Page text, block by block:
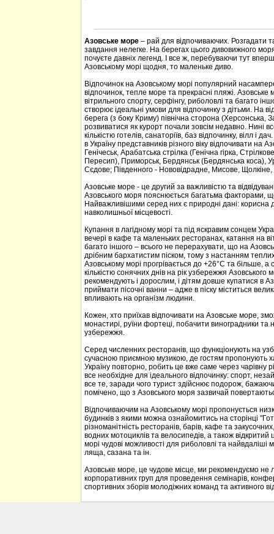
Лічільник відвідувачів
Азовське море – рай для відпочиваючих. Розгадати
завдання нелегке. На берегах цього дивовижного
почуєте давніх легенд. І все ж, перебуваючи тут
Азовському морі щодня, то маленьке диво.
Відпочинок на Азовському морі популярний
відпочинок, тепле море та прекрасні пляжі. Азовське
вітрильного спорту, серфінгу, риболовлі та багато
створює ідеальні умови для відпочинку з дітьми. На
берега (з боку Криму) північна сторона (Херсонська,
розвиватися як курорт почали зовсім недавно. Нині
кількістю готелів, санаторіїв, баз відпочинку, вілл і
в Україну представників різного віку відпочивати на
Генічеськ, Арабатська стрілка (Генічна гірка,
Пересип), Приморськ, Бердянськ (Бердянська коса),
Сєдове; Південного - Нововідрадне, Мисове,
Азовське море - це другий за важливістю та
Азовського моря пояснюється багатьма факторами,
Найважливішими серед них є природні дані: корисна
навколишньої місцевості.
Купання в лагідному морі та під яскравим сонцем
вечері в кафе та маленьких ресторанах, катання на
багато іншого – всього не перерахувати, що на
дрібним бархатистим піском, тому з настанням
Азовському морі прогрівається до +26°С та більше,
кількістю сонячних днів на рік узбережжя
рекомендують і дорослим, і дітям довше купатися в
приймати пісочні ванни – адже в піску міститься
впливають на організм людини.
Кожен, хто приїхав відпочивати на Азовське море,
монастирі, руїни фортеці, побачити виноградники
узбережжя.
Серед численних ресторанів, що функціонують на
сучасною приємною музикою, де гостям пропонують
Україну повторно, робить це вже саме через чарівну
все необхідне для ідеального відпочинку: спорт,
все те, заради чого турист здійснює подорож,
помічено, що з Азовського моря зазвичай
Відпочиваючим на Азовському морі пропонується
будинків з якими можна ознайомитись на сторінці
різноманітність ресторанів, барів, кафе та
водних мотоциклів та велосипедів, а також
морі чудові можливості для риболовлі та
ляща, сазана та ін.
Азовське море, це чудове місце, ми рекомендуємо не
корпоративних груп для проведення семінарів,
спортивних зборів молодіжних команд та активного